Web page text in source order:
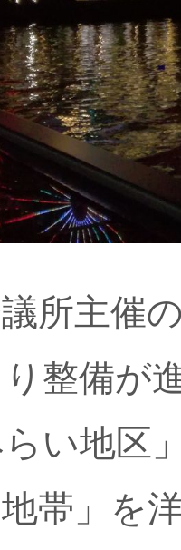
所主催
整備が
らい地区
地帯」を